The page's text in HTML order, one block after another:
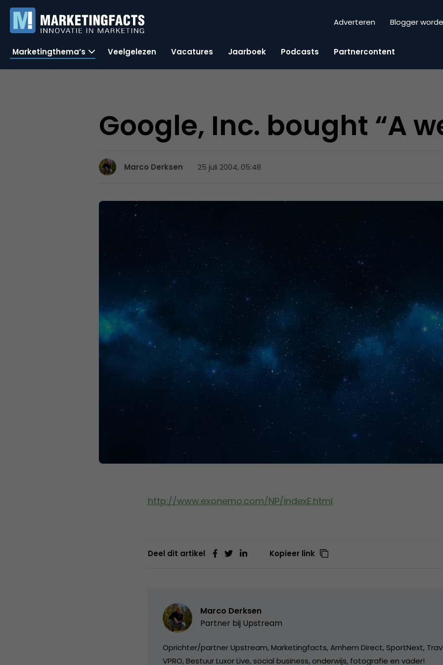
Adverteren Blogger
Marketingthema’s Veelgelezen Vacatures Jaarboek Podcasts Partnercontent
Google, Inc. bought “A
Marco Derksen 25 juli 2004, 05:48
http://www.exonemo.com/NP/indexE.html
Deel dit artikel Kopieer link
Marco Derksen
Partner bij Upstream
Oprichter/partner Upstream, Marketingfacts, Arnhem Direct, SportNext,
VPRO, Bestuur Luxor Live, social business, onderwijs, fotografie en vader!